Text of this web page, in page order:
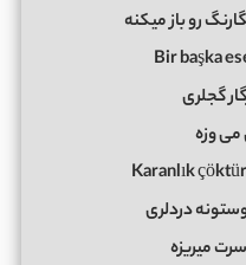
رو باز میکنه
Bir başka
گجلری
می وزه
Karanlık
دردلری
میریزه